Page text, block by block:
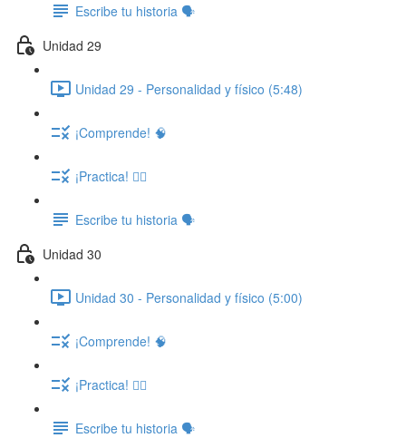
Escribe tu historia 🗣️
Unidad 29
Unidad 29 - Personalidad y físico (5:48)
¡Comprende! 🧠
¡Practica! ✍🏽
Escribe tu historia 🗣️
Unidad 30
Unidad 30 - Personalidad y físico (5:00)
¡Comprende! 🧠
¡Practica! ✍🏽
Escribe tu historia 🗣️